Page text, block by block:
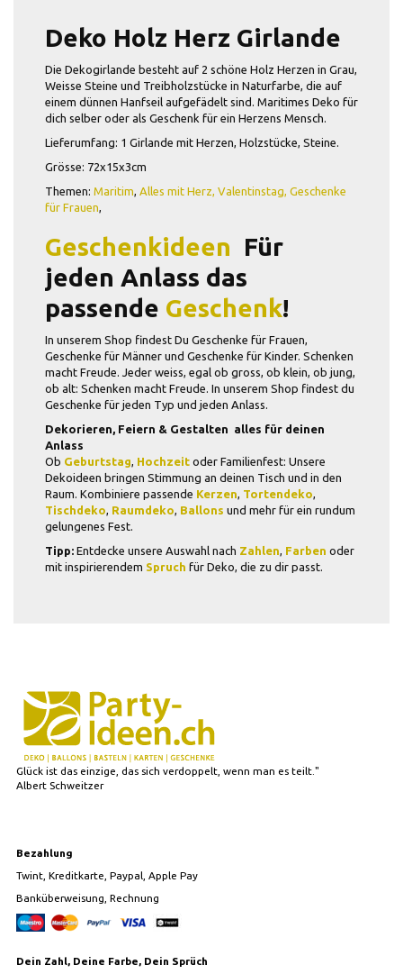
Deko Holz Herz Girlande
Die Dekogirlande besteht auf 2 schöne Holz Herzen in Grau,
Weisse Steine und Treibholzstücke in Naturfarbe, die auf
einem dünnen Hanfseil aufgefädelt sind. Maritimes Deko für
dich selber oder als Geschenk für ein Herzens Mensch.
Lieferumfang: 1 Girlande mit Herzen, Holzstücke, Steine.
Grösse: 72x15x3cm
Themen: Maritim, Alles mit Herz, Valentinstag, Geschenke
für Frauen,
Geschenkideen  Für
jeden Anlass das
passende Geschenk!
In unserem Shop findest Du Geschenke für Frauen,
Geschenke für Männer und Geschenke für Kinder. Schenken
macht Freude. Jeder weiss, egal ob gross, ob klein, ob jung,
ob alt: Schenken macht Freude. In unserem Shop findest du
Geschenke für jeden Typ und jeden Anlass.
Dekorieren, Feiern & Gestalten  alles für deinen
Anlass
Ob Geburtstag, Hochzeit oder Familienfest: Unsere
Dekoideen bringen Stimmung an deinen Tisch und in den
Raum. Kombiniere passende Kerzen, Tortendeko,
Tischdeko, Raumdeko, Ballons und mehr für ein rundum
gelungenes Fest.
Tipp: Entdecke unsere Auswahl nach Zahlen, Farben oder
mit inspirierendem Spruch für Deko, die zu dir passt.
Glück ist das einzige, das sich verdoppelt, wenn man es teilt."
Albert Schweitzer
Bezahlung
Twint, Kreditkarte, Paypal, Apple Pay
Banküberweisung, Rechnung
Dein Zahl, Deine Farbe, Dein Sprüch